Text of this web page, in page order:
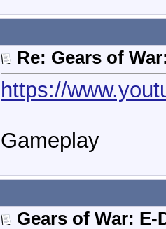
Re: Gears of
https://
Gameplay
Gears of War: E-